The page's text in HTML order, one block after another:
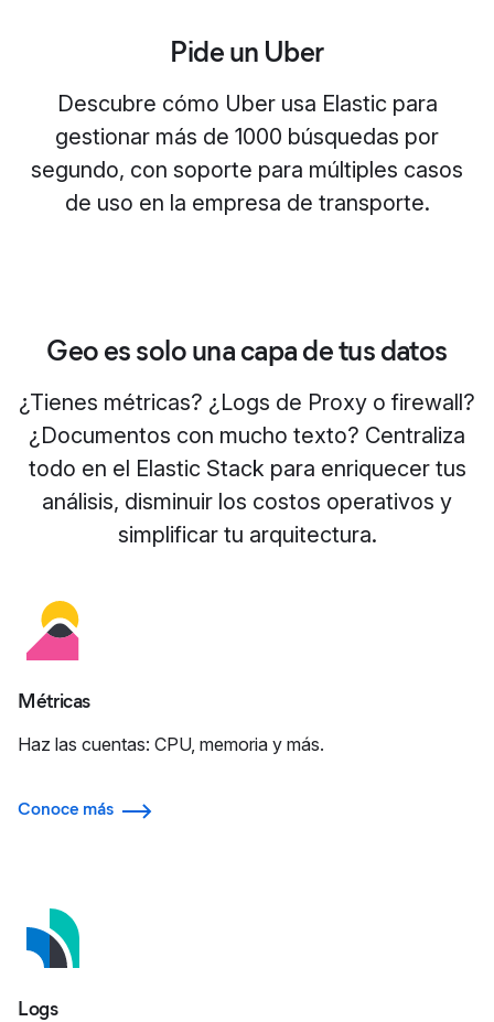
Pide un Uber
Descubre cómo Uber usa Elastic para
gestionar más de 1000 búsquedas por
segundo, con soporte para múltiples casos
de uso en la empresa de transporte.
Geo es solo una capa de tus datos
¿Tienes métricas? ¿Logs de Proxy o firewall?
¿Documentos con mucho texto? Centraliza
todo en el Elastic Stack para enriquecer tus
análisis, disminuir los costos operativos y
simplificar tu arquitectura.
Métricas
Haz las cuentas: CPU, memoria y más.
Conoce más
Logs